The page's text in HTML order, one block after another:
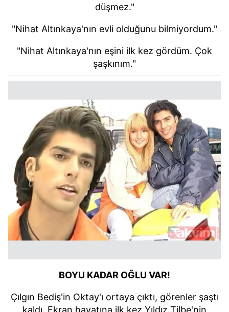
düşmez."
"Nihat Altınkaya'nın evli olduğunu bilmiyordum."
"Nihat Altınkaya'nın eşini ilk kez gördüm. Çok
şaşkınım."
BOYU KADAR OĞLU VAR!
Çılgın Bediş'in Oktay'ı ortaya çıktı, görenler şaştı
kaldı. Ekran hayatına ilk kez Yıldız Tilbe'nin